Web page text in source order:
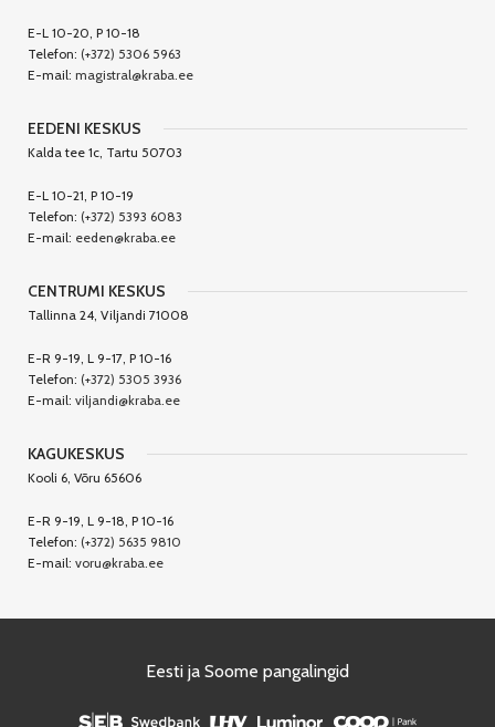
E-L 10-20, P 10-18
Telefon: (+372) 5306 5963
E-mail: magistral@kraba.ee
EEDENI KESKUS
Kalda tee 1c, Tartu 50703
E-L 10-21, P 10-19
Telefon: (+372) 5393 6083
E-mail: eeden@kraba.ee
CENTRUMI KESKUS
Tallinna 24, Viljandi 71008
E-R 9-19, L 9-17, P 10-16
Telefon: (+372) 5305 3936
E-mail: viljandi@kraba.ee
KAGUKESKUS
Kooli 6, Võru 65606
E-R 9-19, L 9-18, P 10-16
Telefon: (+372) 5635 9810
E-mail: voru@kraba.ee
Eesti ja Soome pangalingid